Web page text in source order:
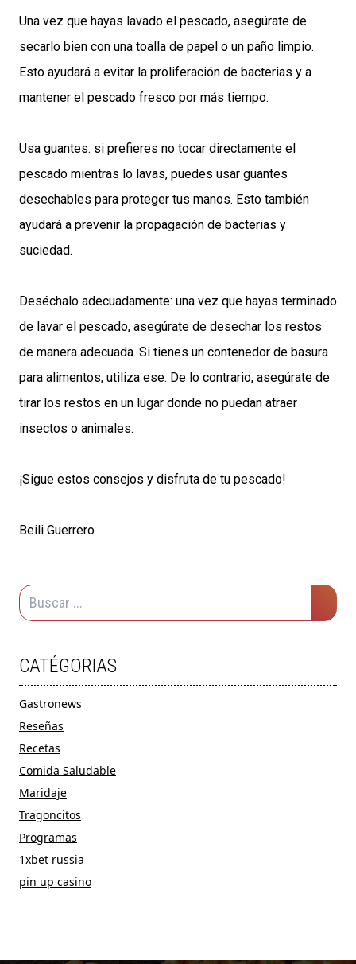
Una vez que hayas lavado el pescado, asegúrate de
secarlo bien con una toalla de papel o un paño limpio.
Esto ayudará a evitar la proliferación de bacterias y a
mantener el pescado fresco por más tiempo.
Usa guantes: si prefieres no tocar directamente el
pescado mientras lo lavas, puedes usar guantes
desechables para proteger tus manos. Esto también
ayudará a prevenir la propagación de bacterias y
suciedad.
Deséchalo adecuadamente: una vez que hayas terminado
de lavar el pescado, asegúrate de desechar los restos
de manera adecuada. Si tienes un contenedor de basura
para alimentos, utiliza ese. De lo contrario, asegúrate de
tirar los restos en un lugar donde no puedan atraer
insectos o animales.
¡Sigue estos consejos y disfruta de tu pescado!
Beili Guerrero
CATÉGORIAS
Gastronews
Reseñas
Recetas
Comida Saludable
Maridaje
Tragoncitos
Programas
1xbet russia
pin up casino